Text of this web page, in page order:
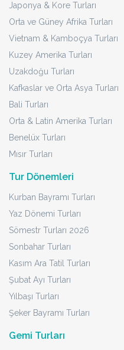
Japonya & Kore Turları
Orta ve Güney Afrika Turları
Vietnam & Kamboçya Turları
Kuzey Amerika Turları
Uzakdoğu Turları
Kafkaslar ve Orta Asya Turları
Bali Turları
Orta & Latin Amerika Turları
Benelüx Turları
Mısır Turları
Tur Dönemleri
Kurban Bayramı Turları
Yaz Dönemi Turları
Sömestr Turları 2026
Sonbahar Turları
Kasım Ara Tatil Turları
Şubat Ayı Turları
Yılbaşı Turları
Şeker Bayramı Turları
Gemi Turları